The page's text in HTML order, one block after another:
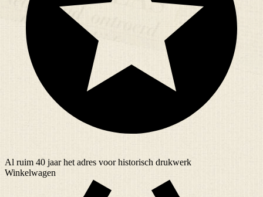
Al ruim 40 jaarhet adres voor historisch drukwerk
Winkelwagen